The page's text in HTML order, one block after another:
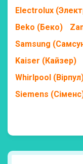
Electrolux
Beko (Беко)
Samsung
Kaiser (Кайзер)
Whirlpool
Siemens